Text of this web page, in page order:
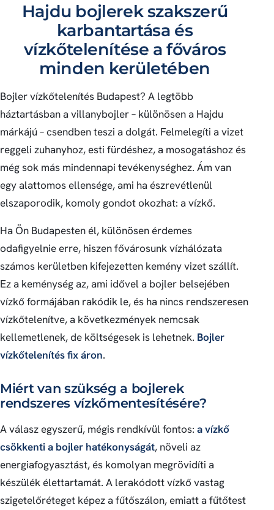
Hajdu bojlerek szakszerű
karbantartása és
vízkőtelenítése a főváros
minden kerületében
Bojler vízkőtelenítés Budapest? A legtöbb
háztartásban a villanybojler – különösen a Hajdu
márkájú – csendben teszi a dolgát. Felmelegíti a vizet
reggeli zuhanyhoz, esti fürdéshez, a mosogatáshoz és
még sok más mindennapi tevékenységhez. Ám van
egy alattomos ellensége, ami ha észrevétlenül
elszaporodik, komoly gondot okozhat: a vízkő.
Ha Ön Budapesten él, különösen érdemes
odafigyelnie erre, hiszen fővárosunk vízhálózata
számos kerületben kifejezetten kemény vizet szállít.
Ez a keménység az, ami idővel a bojler belsejében
vízkő formájában rakódik le, és ha nincs rendszeresen
vízkőtelenítve, a következmények nemcsak
kellemetlenek, de költségesek is lehetnek. Bojler
vízkőtelenítés fix áron.
Miért van szükség a bojlerek
rendszeres vízkőmentesítésére?
A válasz egyszerű, mégis rendkívül fontos: a vízkő
csökkenti a bojler hatékonyságát, növeli az
energiafogyasztást, és komolyan megrövidíti a
készülék élettartamát. A lerakódott vízkő vastag
szigetelőréteget képez a fűtőszálon, emiatt a fűtőtest